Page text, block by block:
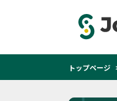
トップページ